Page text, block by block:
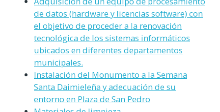
de datos (hardware y licencias software) con
el objetivo de proceder a la renovación
tecnológica de los sistemas informáticos
ubicados en diferentes departamentos
municipales.
Instalación del Monumento a la Semana
Santa Daimieleña y adecuación de su
entorno en Plaza de San Pedro